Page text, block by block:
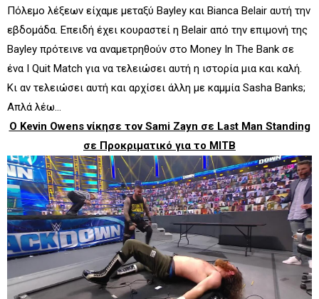
Πόλεμο λέξεων είχαμε μεταξύ Bayley και Bianca Belair αυτή την
εβδομάδα. Επειδή έχει κουραστεί η Belair από την επιμονή της
Bayley πρότεινε να αναμετρηθούν στο Money In The Bank σε
ένα I Quit Match για να τελειώσει αυτή η ιστορία μια και καλή.
Κι αν τελειώσει αυτή και αρχίσει άλλη με καμμία Sasha Banks;
Απλά λέω...
Ο Kevin Owens νίκησε τον Sami Zayn σε Last Man Standing
σε Προκριματικό για το MITB